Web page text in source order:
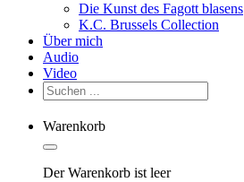
Die Kunst des Fagott blasens
K.C. Brussels Collection
Über mich
Audio
Video
Warenkorb
Der Warenkorb ist leer